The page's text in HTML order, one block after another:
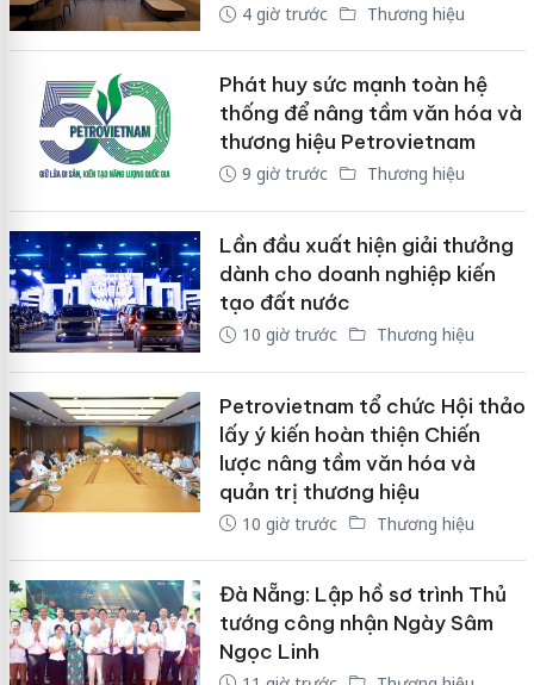
4 giờ trước Thương hiệu
Phát huy sức mạnh toàn hệ
thống để nâng tầm văn hóa và
thương hiệu Petrovietnam
9 giờ trước Thương hiệu
Lần đầu xuất hiện giải thưởng
dành cho doanh nghiệp kiến
tạo đất nước
10 giờ trước Thương hiệu
Petrovietnam tổ chức Hội thảo
lấy ý kiến hoàn thiện Chiến
lược nâng tầm văn hóa và
quản trị thương hiệu
10 giờ trước Thương hiệu
Đà Nẵng: Lập hồ sơ trình Thủ
tướng công nhận Ngày Sâm
Ngọc Linh